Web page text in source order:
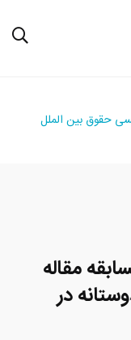
حقوق بین ‌الملل
مقاله
در